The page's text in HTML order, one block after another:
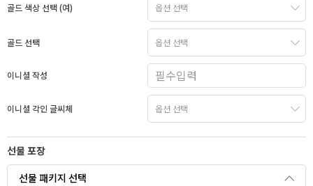
골드 색상 선택 (여)
골드 선택
이니셜 작성
이니셜 각인 글씨체
선물 포장
선물 패키지 선택